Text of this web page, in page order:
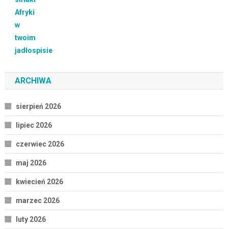
ARCHIWA
sierpień 2026
lipiec 2026
czerwiec 2026
maj 2026
kwiecień 2026
marzec 2026
luty 2026